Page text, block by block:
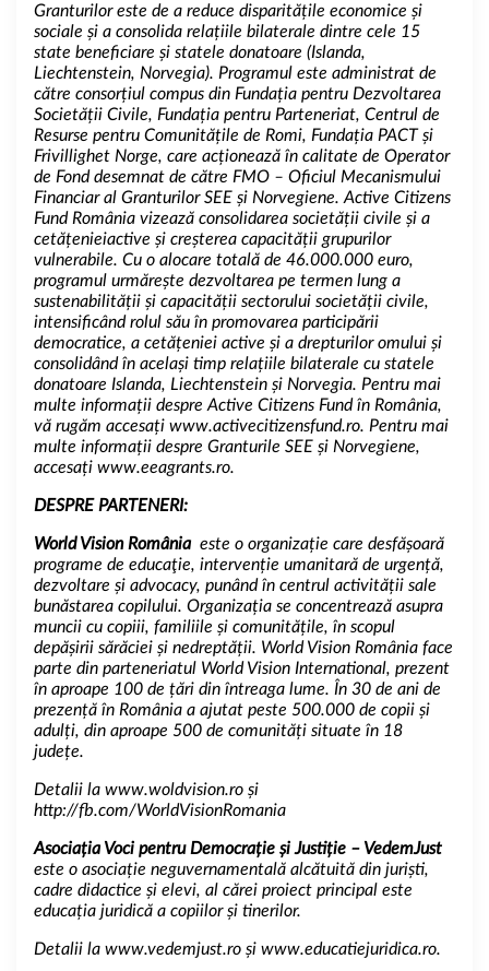
Granturilor este de a reduce disparitățile economice și
sociale și a consolida relațiile bilaterale dintre cele 15
state beneficiare și statele donatoare (Islanda,
Liechtenstein, Norvegia). Programul este administrat de
către consorțiul compus din Fundația pentru Dezvoltarea
Societății Civile, Fundația pentru Parteneriat, Centrul de
Resurse pentru Comunitățile de Romi, Fundația PACT și
Frivillighet Norge, care acționează în calitate de Operator
de Fond desemnat de către FMO – Oficiul Mecanismului
Financiar al Granturilor SEE și Norvegiene. Active Citizens
Fund România vizează consolidarea societății civile și a
cetățenieiactive și creșterea capacității grupurilor
vulnerabile. Cu o alocare totală de 46.000.000 euro,
programul urmărește dezvoltarea pe termen lung a
sustenabilității și capacității sectorului societății civile,
intensificând rolul său în promovarea participării
democratice, a cetățeniei active și a drepturilor omului și
consolidând în același timp relațiile bilaterale cu statele
donatoare Islanda, Liechtenstein și Norvegia. Pentru mai
multe informații despre Active Citizens Fund în România,
vă rugăm accesați www.activecitizensfund.ro. Pentru mai
multe informații despre Granturile SEE și Norvegiene,
accesați www.eeagrants.ro.
DESPRE PARTENERI:
World Vision România este o organizație care desfășoară
programe de educaţie, intervenție umanitară de urgență,
dezvoltare și advocacy, punând în centrul activității sale
bunăstarea copilului. Organizația se concentrează asupra
muncii cu copiii, familiile și comunitățile, în scopul
depășirii sărăciei și nedreptății. World Vision România face
parte din parteneriatul World Vision International, prezent
în aproape 100 de țări din întreaga lume. În 30 de ani de
prezență în România a ajutat peste 500.000 de copii și
adulți, din aproape 500 de comunități situate în 18
județe.
Detalii la www.woldvision.ro și
http://fb.com/WorldVisionRomania
Asociația Voci pentru Democrație și Justiție – VedemJust
este o asociație neguvernamentală alcătuită din juriști,
cadre didactice și elevi, al cărei proiect principal este
educația juridică a copiilor și tinerilor.
Detalii la www.vedemjust.ro și www.educatiejuridica.ro.